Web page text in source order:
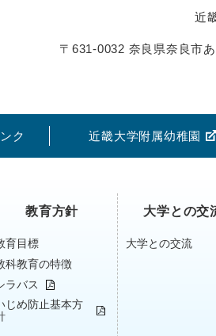
近
〒631-0032 奈良県奈良市
ク 近畿大学附属幼稚園
教育方針
育目標
科教育の特徴
ラバス
じめ防止基本方
大学との交
大学との交流